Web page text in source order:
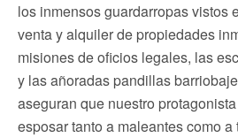
los inmensos guardarropas vistos
venta y alquiler de propiedades
misiones de oficios legales, las
y las añoradas pandillas
aseguran que nuestro
esposar tanto a maleantes como